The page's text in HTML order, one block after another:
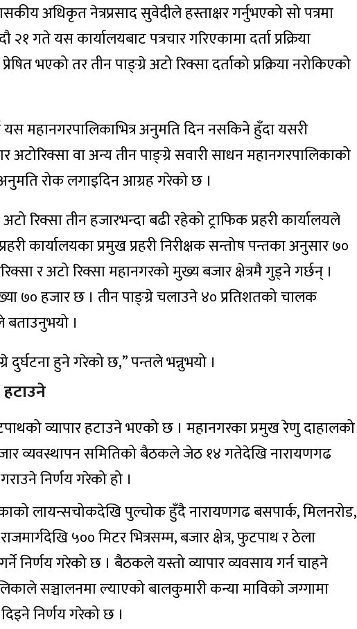
अधिकृत नेत्रप्रसाद सुवेदीले हस्ताक्षर गर्नुभएको सो पत्रमा
गते यस कार्यालयबाट पत्रचार गरिएकामा दर्ता प्रक्रिया
भएको तर तीन पाङ्ग्रे अटो रिक्सा दर्ताको प्रक्रिया नरोकिएको
यस महानगरपालिकाभित्र अनुमति दिन नसकिने हुँदा यसरी
वा अन्य तीन पाङ्ग्रे सवारी साधन महानगरपालिकाको
अनुमति रोक लगाइदिन आग्रह गरेको छ ।
रिक्सा तीन हजारभन्दा बढी रहेको ट्राफिक प्रहरी कार्यालयले
कार्यालयका प्रमुख प्रहरी निरीक्षक सन्तोष पन्तका अनुसार ७०
र अटो रिक्सा महानगरको मुख्य बजार क्षेत्रमै गुड्ने गर्छन् ।
७० हजार छ । तीन पाङ्ग्रे चलाउने ४० प्रतिशतको चालक
।
दुर्घटना हुने गरेको छ,” पन्तले भन्नुभयो ।
व्यापार हटाउने भएको छ । महानगरका प्रमुख रेणु दाहालको
व्यवस्थापन समितिको बैठकले जेठ १४ गतेदेखि नारायणगढ
निर्णय गरेको हो ।
लायन्सचोकदेखि पुल्चोक हुँदै नारायणगढ बसपार्क, मिलनरोड,
५०० मिटर भित्रसम्म, बजार क्षेत्र, फुटपाथ र ठेला
निर्णय गरेको छ । बैठकले यस्तो व्यापार व्यवसाय गर्न चाहने
सञ्चालनमा ल्याएको बालकुमारी कन्या माविको जग्गामा
निर्णय गरेको छ ।